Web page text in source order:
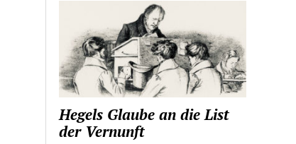
Hegels Glaube an die List
der Vernunft